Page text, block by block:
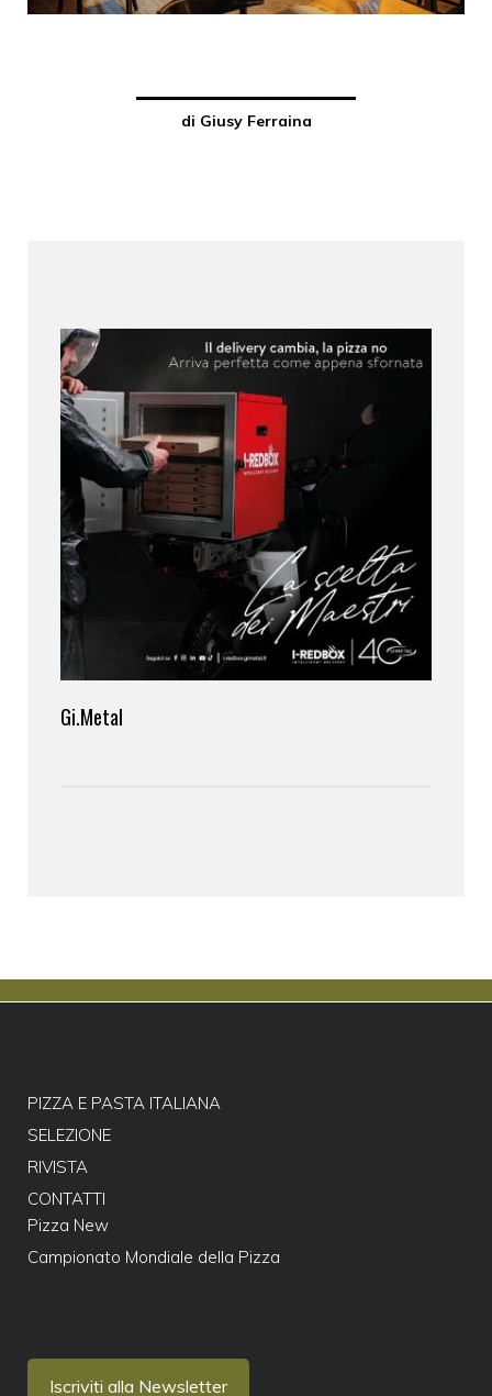
di Giusy Ferraina
Gi.Metal
PIZZA E PASTA ITALIANA
SELEZIONE
RIVISTA
CONTATTI
Pizza New
Campionato Mondiale della Pizza
Iscriviti alla Newsletter